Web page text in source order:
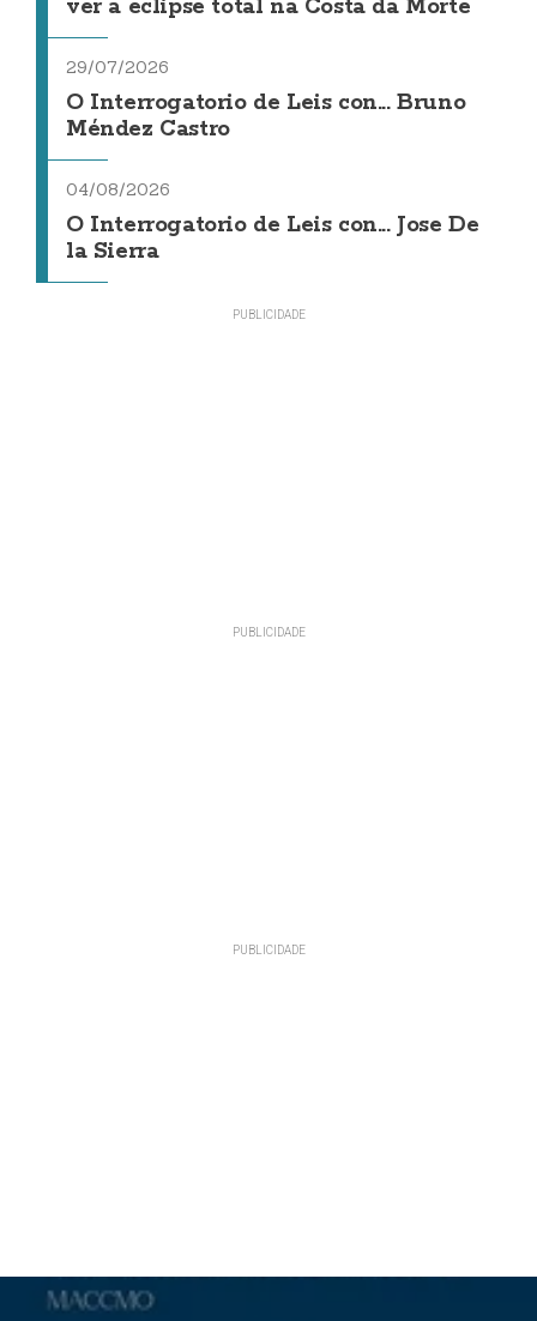
ver a eclipse total na Costa da Morte
29/07/2026
O Interrogatorio de Leis con... Bruno
Méndez Castro
04/08/2026
O Interrogatorio de Leis con... Jose De
la Sierra